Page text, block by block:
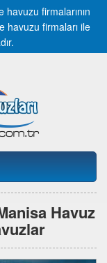
firmalarının
havuzu firmaları ile
Havuz